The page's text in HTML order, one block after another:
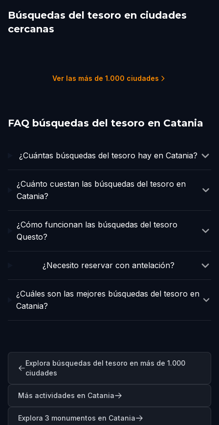
Búsquedas del tesoro en ciudades
cercanas
Ver las más de 1.000 ciudades
FAQ búsquedas del tesoro en Catania
¿Cuántas búsquedas del tesoro hay en Catania?
¿Cuánto cuestan las búsquedas del tesoro en
Catania?
¿Cómo funcionan las búsquedas del tesoro
Questo?
¿Necesito reservar con antelación?
¿Cuáles son las mejores búsquedas del tesoro en
Catania?
Explora búsquedas del tesoro en más de 1.000
ciudades
Más actividades en Catania
Explora 3 monumentos en Catania